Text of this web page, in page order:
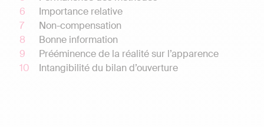
Importance relative
Non-compensation
Bonne information
Prééminence de la réalité sur l’apparence
Intangibilité du bilan d’ouverture